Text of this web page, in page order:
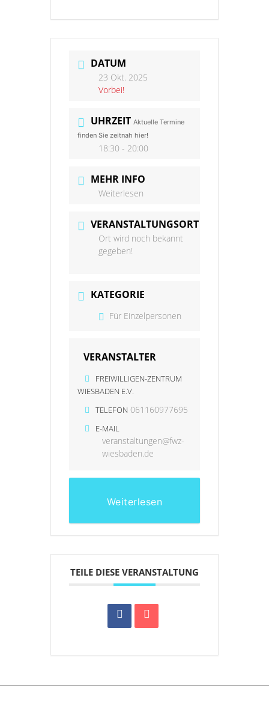
DATUM
23 Okt. 2025
Vorbei!
UHRZEIT Aktuelle Termine
finden Sie zeitnah hier!
18:30 - 20:00
MEHR INFO
Weiterlesen
VERANSTALTUNGSORT
Ort wird noch bekannt
gegeben!
KATEGORIE
Für Einzelpersonen
VERANSTALTER
FREIWILLIGEN-ZENTRUM
WIESBADEN E.V.
TELEFON 061160977695
E-MAIL
veranstaltungen@fwz-
wiesbaden.de
Weiterlesen
TEILE DIESE VERANSTALTUNG